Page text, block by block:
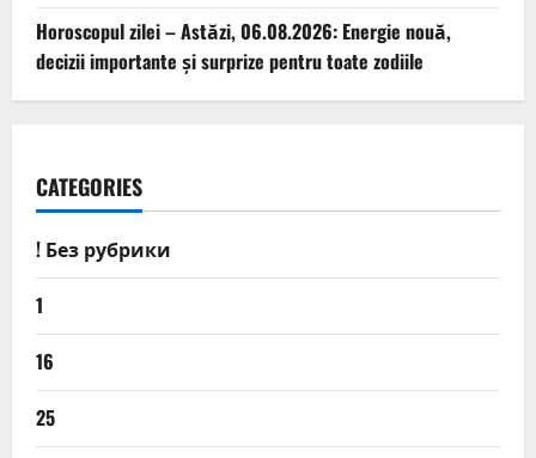
Horoscopul zilei – Astăzi, 06.08.2026: Energie nouă,
decizii importante și surprize pentru toate zodiile
CATEGORIES
! Без рубрики
1
16
25